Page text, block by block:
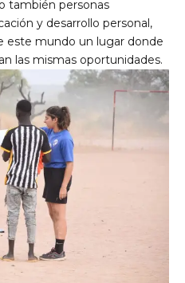
también personas
y desarrollo personal,
este mundo un lugar donde
las mismas oportunidades.